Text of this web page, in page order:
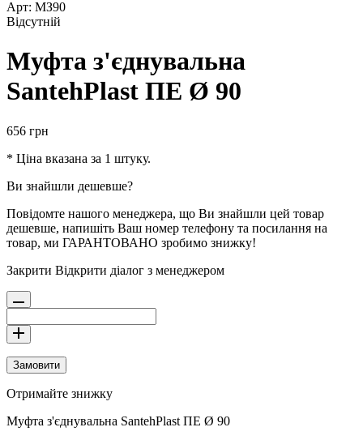
Арт: МЗ90
Відсутній
Муфта з'єднувальна
SantehPlast ПЕ Ø 90
656 грн
* Ціна вказана за 1 штуку.
Ви знайшли дешевше?
Повідомте нашого менеджера, що Ви знайшли цей товар
дешевше, напишіть Ваш номер телефону та посилання на
товар, ми ГАРАНТОВАНО зробимо знижку!
Закрити Відкрити діалог з менеджером
Замовити
Отримайте знижку
Муфта з'єднувальна SantehPlast ПЕ Ø 90